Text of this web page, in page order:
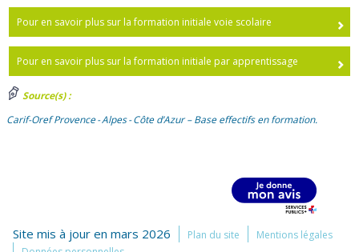
Pour en savoir plus sur la formation initiale voie scolaire
Pour en savoir plus sur la formation initiale par apprentissage
Source(s) :
Carif-Oref Provence - Alpes - Côte d’Azur – Base effectifs en formation.
Site mis à jour en mars 2026 Plan du site
Mentions légales